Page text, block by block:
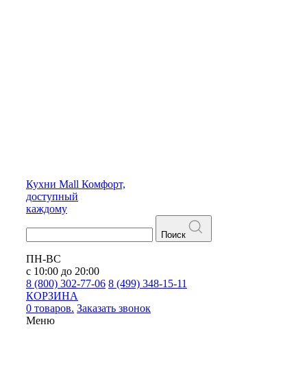
Кухни Mall Комфорт,
доступный
каждому
Поиск
ПН-ВС
с 10:00 до 20:00
8 (800) 302-77-06 8 (499) 348-15-11
КОРЗИНА
0 товаров. Заказать звонок
Меню